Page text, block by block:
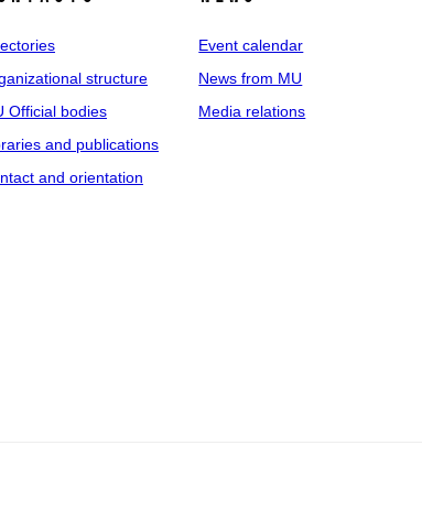
structure
Official bodies
and publications
and orientation
Event calendar
News from MU
Media relations